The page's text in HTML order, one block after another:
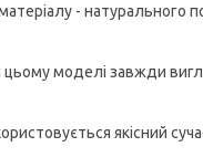
- натурального
цьому моделі завжди
якісний